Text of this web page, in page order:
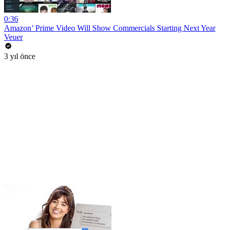
0:36
Amazon’ Prime Video Will Show Commercials Starting Next Year
Veuer
3 yıl önce